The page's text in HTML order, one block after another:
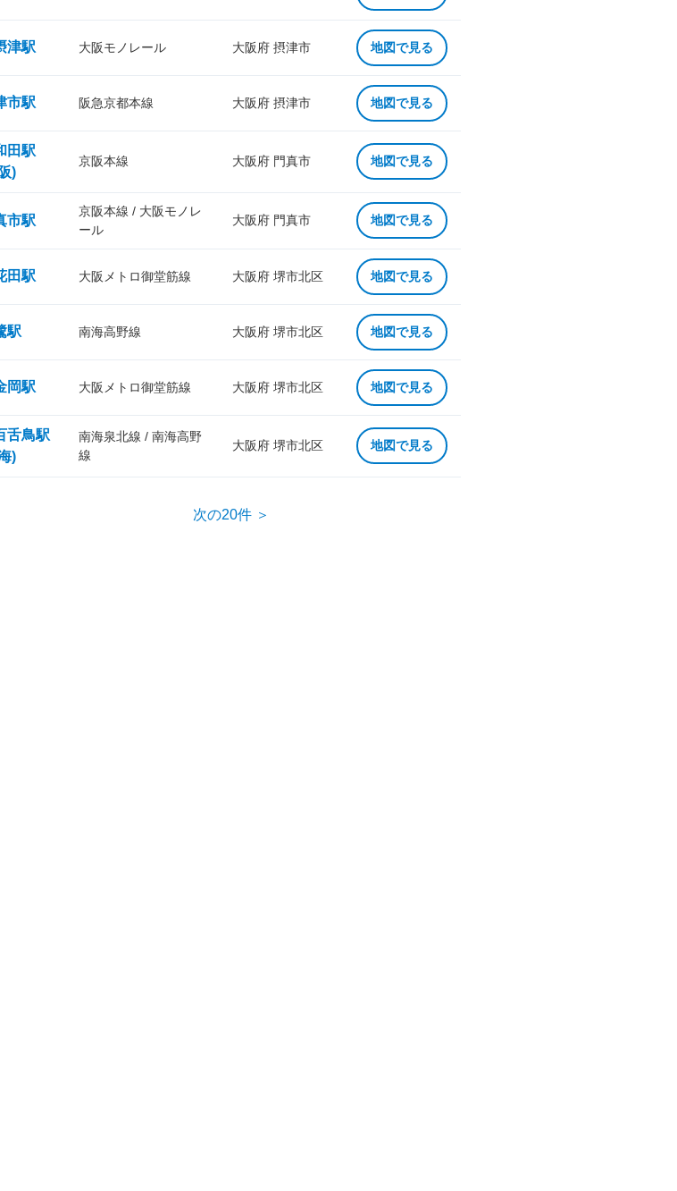
津駅 大阪モノレール 大阪府 摂津市 地図で見る
市駅 阪急京都本線 大阪府 摂津市 地図で見る
田駅
)
京阪本線 大阪府 門真市 地図で見る
市駅
京阪本線 / 大阪モノレ
ール
大阪府 門真市 地図で見る
田駅 大阪メトロ御堂筋線 大阪府 堺市北区 地図で見る
駅 南海高野線 大阪府 堺市北区 地図で見る
岡駅 大阪メトロ御堂筋線 大阪府 堺市北区 地図で見る
舌鳥駅
)
南海泉北線 / 南海高野
線
大阪府 堺市北区 地図で見る
次の20件 ＞